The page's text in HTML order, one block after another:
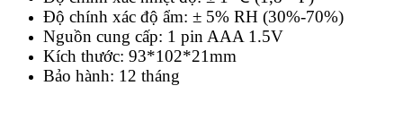
Độ chính xác độ ẩm: ± 5% RH (30%-70%)
Nguồn cung cấp: 1 pin AAA 1.5V
Kích thước: 93*102*21mm
Bảo hành: 12 tháng